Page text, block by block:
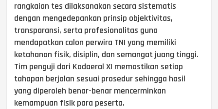
rangkaian tes dilaksanakan secara sistematis
dengan mengedepankan prinsip objektivitas,
transparansi, serta profesionalitas guna
mendapatkan calon perwira TNI yang memiliki
ketahanan fisik, disiplin, dan semangat juang tinggi.
Tim penguji dari Kodaeral XI memastikan setiap
tahapan berjalan sesuai prosedur sehingga hasil
yang diperoleh benar-benar mencerminkan
kemampuan fisik para peserta.